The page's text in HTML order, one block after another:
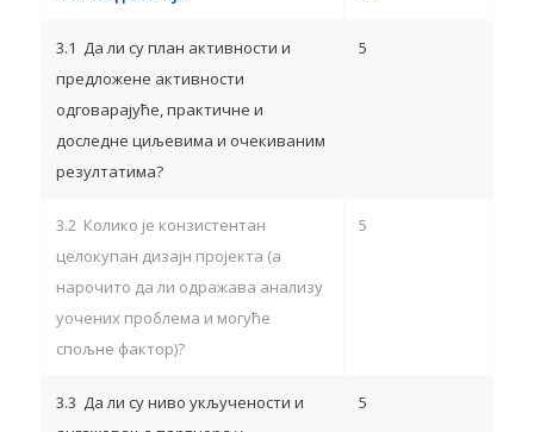
3.1 Да ли су план активности и
предложене активности
одговарајуће, практичне и
доследне циљевима и очекиваним
резултатима?
5
3.2 Колико је конзистентан
целокупан дизајн пројекта (а
нарочито да ли одражава анализу
уочених проблема и могуће
спољне фактор)?
5
3.3 Да ли су ниво укључености и
5